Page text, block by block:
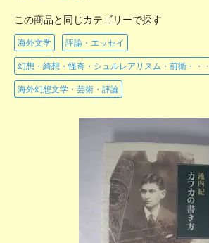
この商品と同じカテゴリーで探す
海外文学 評論・エッセイ
幻想・綺想・怪奇・シュルレアリスム・前衛・・・
海外幻想文学・芸術・評論